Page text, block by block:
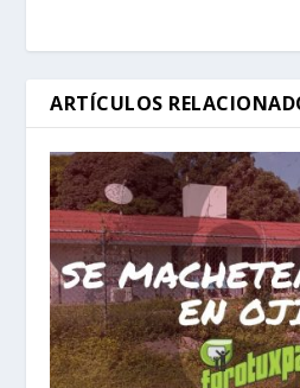
ARTÍCULOS